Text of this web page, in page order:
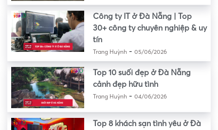
Công ty IT ở Đà Nẵng | Top
30+ công ty chuyên nghiệp & uy
tín
Trang Huỳnh- 05/06/2026
Top 10 suối đẹp ở Đà Nẵng
cảnh đẹp hữu tình
Trang Huỳnh- 04/06/2026
Top 8 khách sạn tình yêu ở Đà